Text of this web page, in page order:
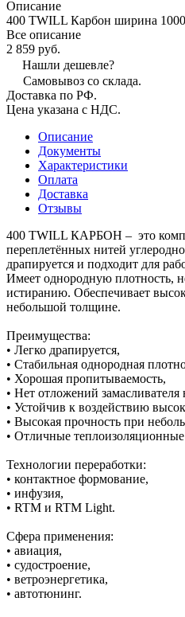
Описание
400 TWILL Карбон ширина
Все описание
2 859 руб.
Нашли дешевле?
Самовывоз со склада.
Доставка по РФ.
Цена указана с НДС.
Описание
Документы
Характеристики
Оплата
Доставка
Отзывы
400 ТWILL КАРБОН – это
переплетённых нитей
драпируется и подходит для
Имеет однородную плотность,
истиранию. Обеспечивает
небольшой толщине.
Преимущества:
• Легко драпируется,
• Стабильная однородная
• Хорошая пропитываемость,
• Нет отложений замасливателя
• Устойчив к воздействию
• Высокая прочность при
• Отличные теплоизоляционные
Технологии переработки:
• контактное формование,
• инфузия,
• RTM и RTM Light.
Сфера применения:
• авиация,
• судостроение,
• ветроэнергетика,
• автотюнинг.